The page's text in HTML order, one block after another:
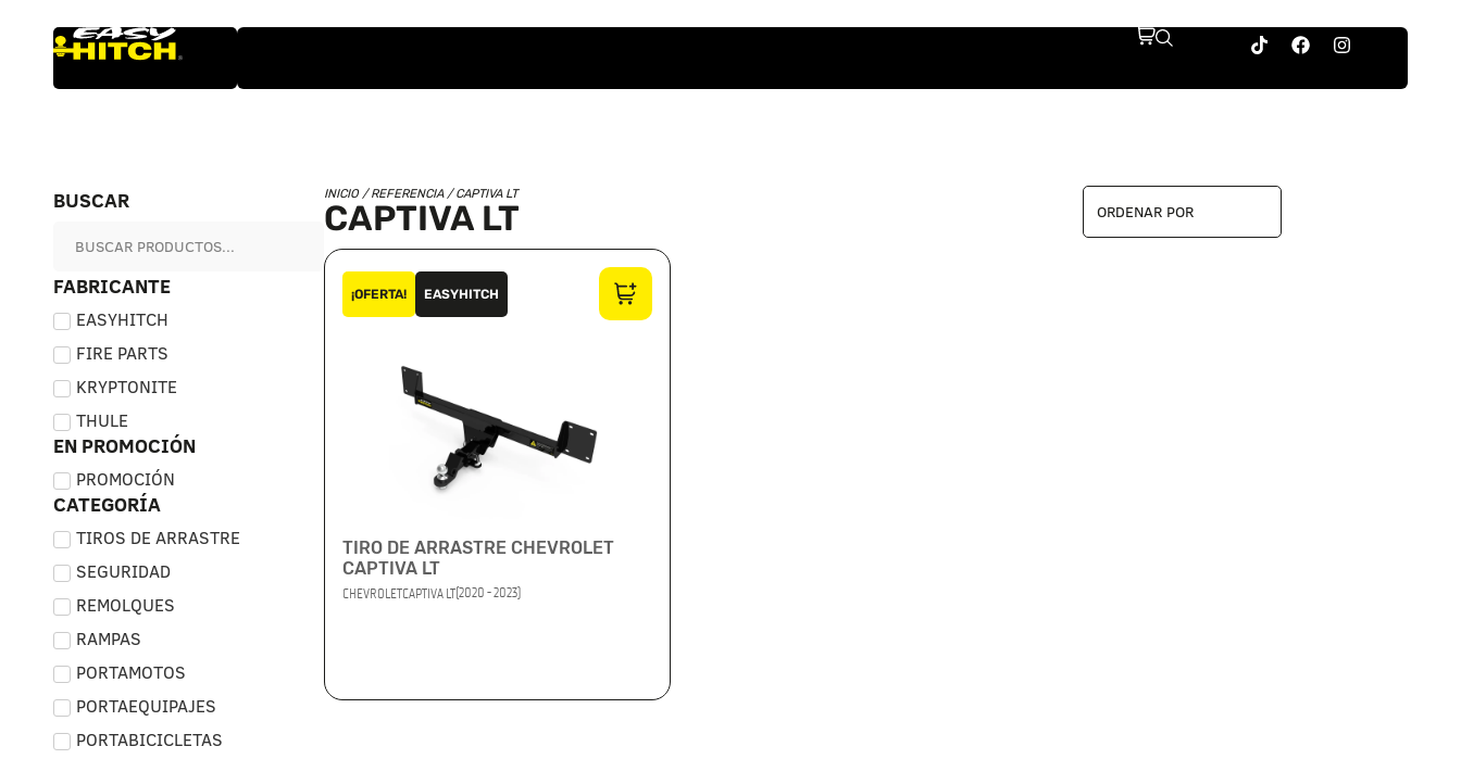
BUSCAR
FABRICANTE
EASYHITCH
FIRE PARTS
KRYPTONITE
THULE
EN PROMOCIÓN
PROMOCIÓN
CATEGORÍA
TIROS DE ARRASTRE
SEGURIDAD
REMOLQUES
RAMPAS
PORTAMOTOS
PORTAEQUIPAJES
PORTABICICLETAS
INICIO/ REFERENCIA / CAPTIVA LT
CAPTIVA LT
¡OFERTA! EASYHITCH
TIRO DE ARRASTRE CHEVROLET
CAPTIVA LT
CHEVROLETCAPTIVA LT(2020 - 2023)